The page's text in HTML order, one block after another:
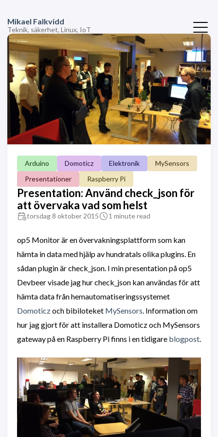
Mikael Falkvidd
Teknik, säkerhet, Linux, IoT
Arduino Domoticz Elektronik
MySensors
Presentationer
Raspberry Pi
Presentation: Använd check_json för
att övervaka vad som helst
torsdag 8 oktober 2015 1 minute read
op5 Monitor är en övervakningsplattform som kan
hämta in data med hjälp av hundratals olika plugins. En
sådan plugin är check_json. I min presentation på op5
Devbeer visade jag hur check_json kan användas för att
hämta data från hemautomatiseringssystemet
Domoticzoch bibiloteket MySensors . Information om
hur jag gjort för att installera Domoticz och MySensors
gateway på en Raspberry Pi finns i en tidigare blogpost